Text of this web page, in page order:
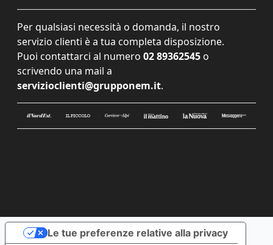
Per qualsiasi necessità o domanda, il nostro
servizio clienti è a tua completa disposizione.
Puoi contattarci al numero 02 89362545 o
scrivendo una mail a
servizioclienti@grupponem.it.
Le tue preferenze relative alla privacy